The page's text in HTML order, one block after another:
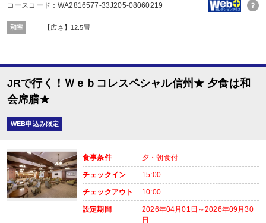
コースコード：WA2816577-33J205-08060219
和室 【広さ】12.5畳
JRで行く！Ｗｅｂコレスペシャル信州★ 夕食は和
会席膳★
WEB申込み限定
食事条件 夕・朝食付
チェックイン 15:00
チェックアウト 10:00
設定期間
2026年04月01日～2026年09月30
日